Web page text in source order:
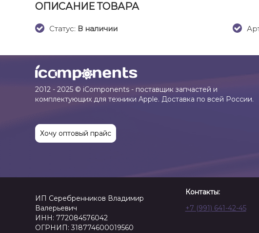
ОПИСАНИЕ ТОВАРА
Cтатус: В наличии
2012 - 2025 © iComponents - поставщик запчастей и
комплектующих для техники Apple. Доставка по всей России.
Хочу оптовый прайс
ИП Серебренников Владимир
Валерьевич
ИНН: 772084576042
ОГРНИП: 318774600019560
Контакты:
+7 (991) 641-42-45